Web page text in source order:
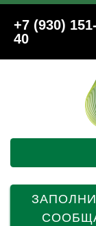
+7 (930)
40